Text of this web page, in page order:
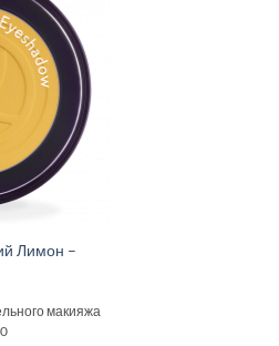
Лимон –
макияжа